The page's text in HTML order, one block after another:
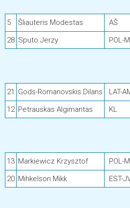
5
Šliauteris Modestas AŠ
28 Sputo Jerzy POL-
21
Gods-Romanovskis Dilans LAT-
12 Petrauskas Algimantas KL
13 Markiewicz Krzysztof POL-
20 Mihkelson Mikk EST-